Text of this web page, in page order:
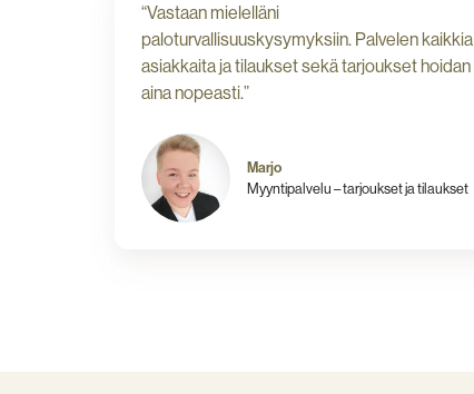
“Vastaan mielelläni
paloturvallisuuskysymyksiin. Palvelen kaikkia
asiakkaita ja tilaukset sekä tarjoukset hoidan
aina nopeasti.”
Marjo
Myyntipalvelu – tarjoukset ja tilaukset